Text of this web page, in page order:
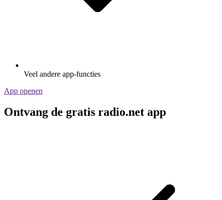
Veel andere app-functies
App openen
Ontvang de gratis radio.net app